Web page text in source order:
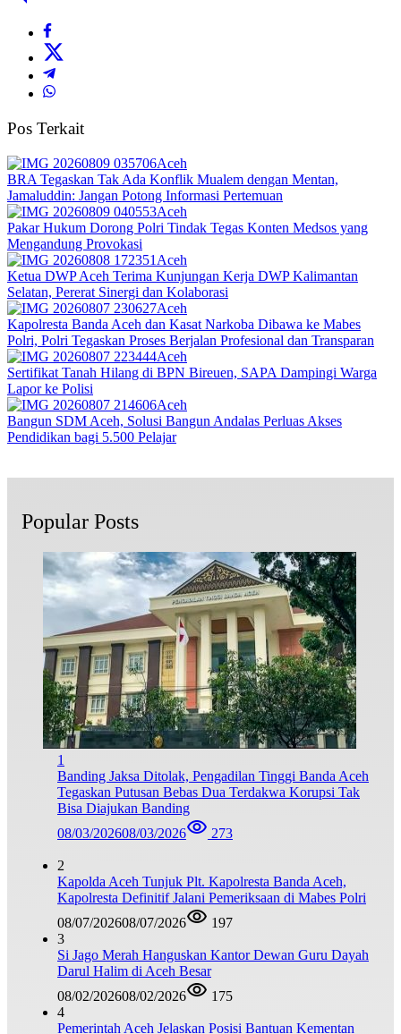
Pos Terkait
Aceh
BRA Tegaskan Tak Ada Konflik Mualem dengan Mentan,
Jamaluddin: Jangan Potong Informasi Pertemuan
Aceh
Pakar Hukum Dorong Polri Tindak Tegas Konten Medsos yang
Mengandung Provokasi
Aceh
Ketua DWP Aceh Terima Kunjungan Kerja DWP Kalimantan
Selatan, Pererat Sinergi dan Kolaborasi
Aceh
Kapolresta Banda Aceh dan Kasat Narkoba Dibawa ke Mabes
Polri, Polri Tegaskan Proses Berjalan Profesional dan Transparan
Aceh
Sertifikat Tanah Hilang di BPN Bireuen, SAPA Dampingi Warga
Lapor ke Polisi
Aceh
Bangun SDM Aceh, Solusi Bangun Andalas Perluas Akses
Pendidikan bagi 5.500 Pelajar
Popular Posts
1
Banding Jaksa Ditolak, Pengadilan Tinggi Banda Aceh
Tegaskan Putusan Bebas Dua Terdakwa Korupsi Tak
Bisa Diajukan Banding
08/03/202608/03/2026 273
2
Kapolda Aceh Tunjuk Plt. Kapolresta Banda Aceh,
Kapolresta Definitif Jalani Pemeriksaan di Mabes Polri
08/07/202608/07/2026
197
3
Si Jago Merah Hanguskan Kantor Dewan Guru Dayah
Darul Halim di Aceh Besar
08/02/202608/02/2026
175
4
Pemerintah Aceh Jelaskan Posisi Bantuan Kementan